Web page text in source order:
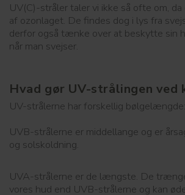
UV(C)-stråler taler vi ikke så ofte om,
af ozonlaget. De findes dog i lys fra
derfor også tænke over at beskytte sin
når man svejser.
Hvad gør UV-strålingen ved
UV-strålerne har forskellig bølgelængde:
UVB-strålerne er middellange og er
og solskoldning.
UVA-strålerne er de længste. De
vores hud end UVB-strålerne og kan